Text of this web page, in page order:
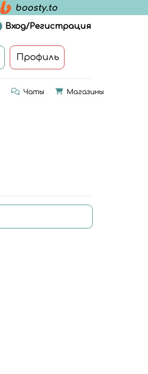
Вход/Регистрация
Профиль
Чаты Магазины